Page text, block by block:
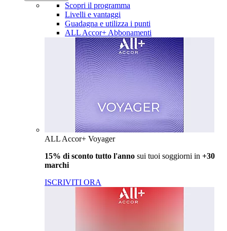
Scopri il programma
Livelli e vantaggi
Guadagna e utilizza i punti
ALL Accor+ Abbonamenti
ALL Accor+ Voyager
15% di sconto tutto l'anno sui tuoi soggiorni in +30
marchi
ISCRIVITI ORA